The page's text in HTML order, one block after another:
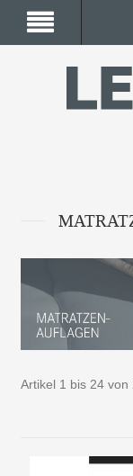
Artikel 1 bis 24 von